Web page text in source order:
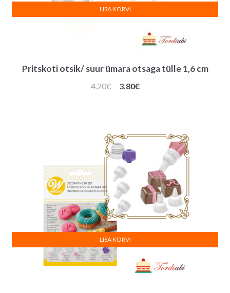
Pritskoti otsik/ suur ümara otsaga tülle 1,6 cm
4.20€
Algne
3.80€Praegune
LISA KORVI
LISA KORVI